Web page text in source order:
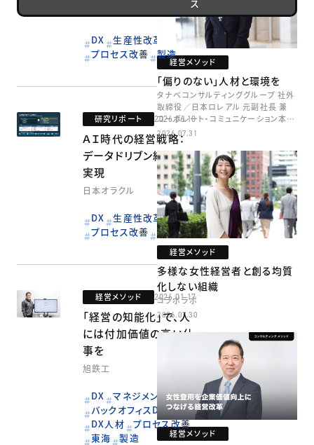
ス
ぷろえんじにあ
DX
生産性改革
プロセス改善
製造
研究リポート 2026.06.10
ＡＩ時代の経営戦略：
データドリブン経営の
実現
日本オラクル
DX
生産性改革
プロセス改善
製造
経営メソッド 2026.01.17
「経営の知能化」で、人
には付加価値の高い仕
事を
旭鉄工
DX
マネジメントDX
バックオフィスDX
DX人材
プロセス改善
東海
製造
経営メソッド
「偏りのない」人材と環境を
タナベコンサルティンググループ 社外
取締役／日本ロレアル 元副社長 兼
コーポレート・コミュニケーション本部
本部長／キャリアコンサルタント 井村
牧
2026.07.31
経営メソッド
多様な女性経営者と創る均質
化しない組織
コラボラボ
2026.07.30
経営メソッド